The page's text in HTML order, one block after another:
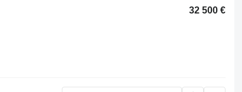
32 500 €